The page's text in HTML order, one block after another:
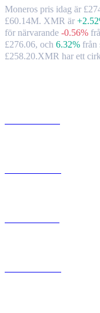
Moneros pris idag är
£60.14M. XMR är
för närvarande -0.56%
£276.06, och 6.32% från
£258.20.XMR har ett